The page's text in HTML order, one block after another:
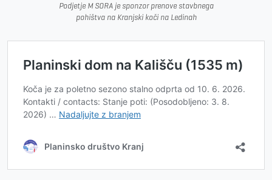
Podjetje M SORA je sponzor prenove stavbnega
pohištva na Kranjski koči na Ledinah